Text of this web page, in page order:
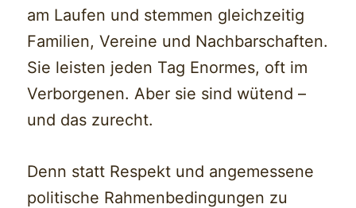
am Laufen und stemmen gleichzeitig
Familien, Vereine und Nachbarschaften.
Sie leisten jeden Tag Enormes, oft im
Verborgenen. Aber sie sind wütend –
und das zurecht.
Denn statt Respekt und angemessene
politische Rahmenbedingungen zu